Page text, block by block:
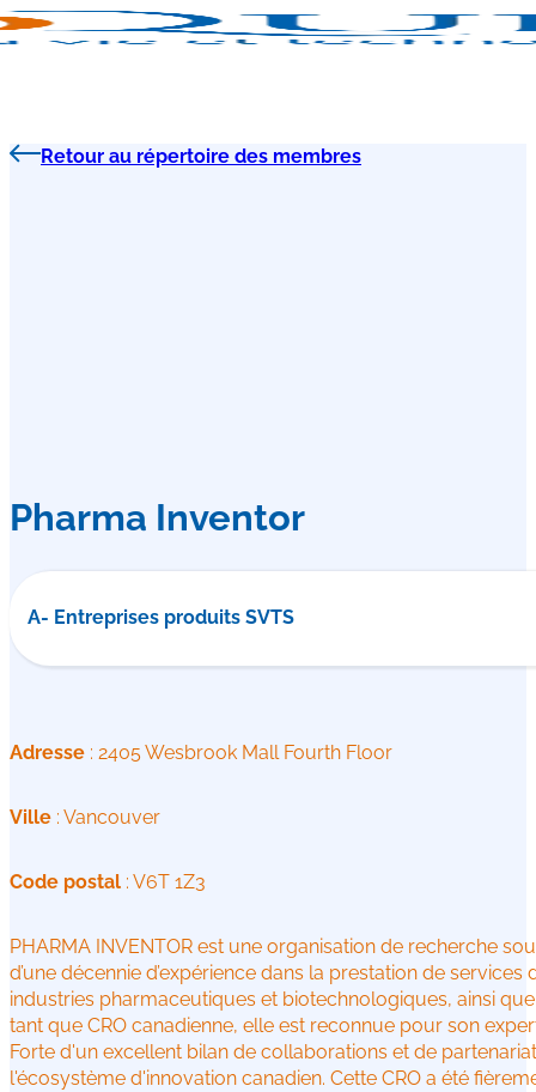
Retour au répertoire des membres
Pharma Inventor
A- Entreprises produits SVTS
Adresse : 2405 Wesbrook Mall Fourth Floor
Ville : Vancouver
Code postal : V6T 1Z3
PHARMA INVENTOR est une organisation de recherche
d’une décennie d’expérience dans la prestation de
industries pharmaceutiques et biotechnologiques, ainsi
tant que CRO canadienne, elle est reconnue pour son
Forte d'un excellent bilan de collaborations et de
l'écosystème d'innovation canadien. Cette CRO a été